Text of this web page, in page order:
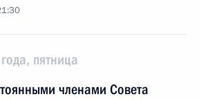
пятница
членами Совета